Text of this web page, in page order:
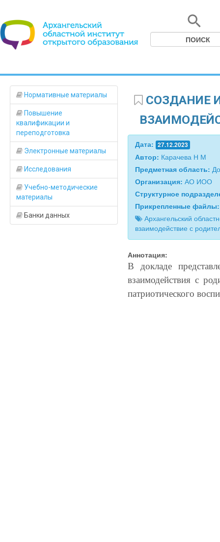
Нормативные материалы
Повышение
квалификации и
переподготовка
Электронные материалы
Исследования
Учебно-методические
материалы
Банки данных
СОЗДАНИЕ
Дата: 27.12.2023
Автор: Карачева Н М
Предметная область:
Организация: АО ИОО
Структурное
Прикрепленные
Архангельский
взаимодействие с
Аннотация:
В докладе
взаимодействия с
патриотического